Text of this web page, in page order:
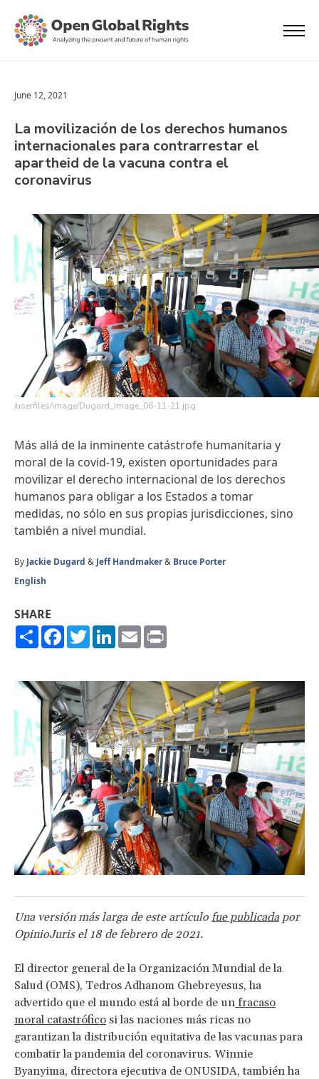
June 12, 2021
La movilización de los derechos humanos
internacionales para contrarrestar el
apartheid de la vacuna contra el
coronavirus
/userfiles/image/Dugard_Image_06-11-21.jpg
Más allá de la inminente catástrofe humanitaria y
moral de la covid-19, existen oportunidades para
movilizar el derecho internacional de los derechos
humanos para obligar a los Estados a tomar
medidas, no sólo en sus propias jurisdicciones, sino
también a nivel mundial.
By Jackie Dugard & Jeff Handmaker& Bruce Porter
English
SHARE
ShareFacebook
TwitterLinkedIn
Email
Una versión más larga de este artículo fue publicadapor
OpinioJuris el 18 de febrero de 2021.
El director general de la Organización Mundial de la
Salud (OMS), Tedros Adhanom Ghebreyesus, ha
advertido que el mundo está al borde de un fracaso
moral catastrófico si las naciones más ricas no
garantizan la distribución equitativa de las vacunas para
combatir la pandemia del coronavirus. Winnie
Byanyima, directora ejecutiva de ONUSIDA, también ha